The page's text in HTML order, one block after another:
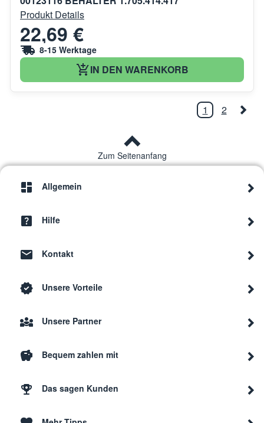
Produkt Details
22,69 €
8-15 Werktage
IN DEN WARENKORB
1 2
Zum Seitenanfang
Allgemein
Hilfe
Kontakt
Unsere Vorteile
Unsere Partner
Bequem zahlen mit
Das sagen Kunden